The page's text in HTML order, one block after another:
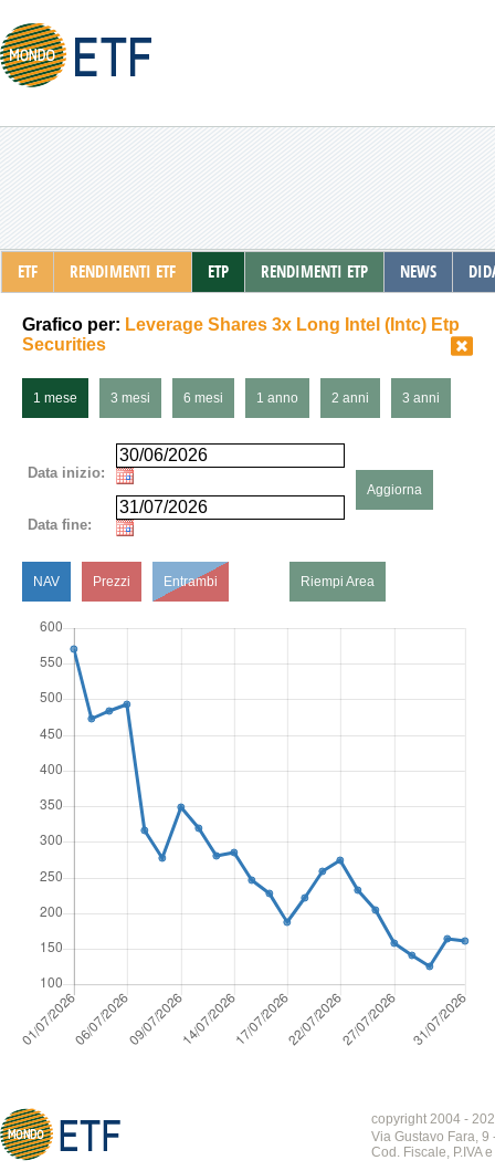
ETF RENDIMENTI ETF ETP RENDIMENTI ETP NEWS
Grafico per: Leverage Shares 3x Long Intel (Intc) Etp
Securities
1 mese 3 mesi 6 mesi 1 anno 2 anni 3 anni
Data inizio:
Aggiorna
Data fine:
NAV Prezzi Entrambi Riempi Area
copyright 2004 -
Via Gustavo Fara, 9
Cod. Fiscale, P.IVA